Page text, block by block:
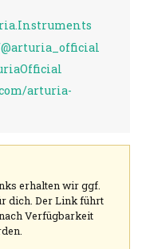
arturia-
erhalten wir ggf.
dich. Der Link führt
Verfügbarkeit